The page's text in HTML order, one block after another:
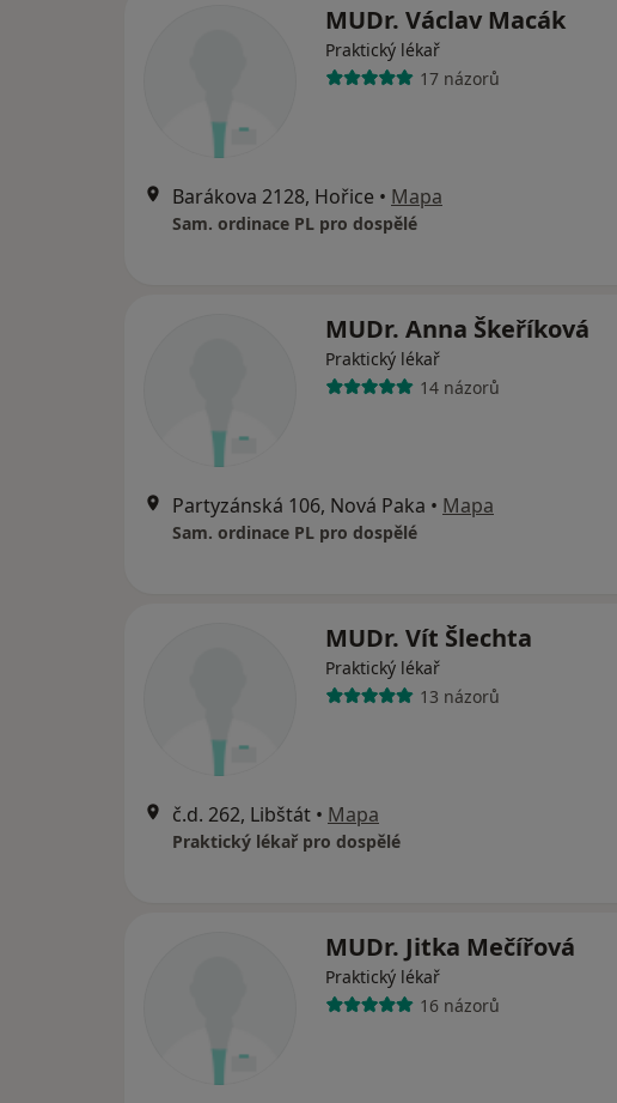
MUDr. Václav Macák
Praktický lékař
17 názorů
Barákova 2128, Hořice • Mapa
Sam. ordinace PL pro dospělé
MUDr. Anna Škeříková
Praktický lékař
14 názorů
Partyzánská 106, Nová Paka • Mapa
Sam. ordinace PL pro dospělé
MUDr. Vít Šlechta
Praktický lékař
13 názorů
č.d. 262, Libštát • Mapa
Praktický lékař pro dospělé
MUDr. Jitka Mečířová
Praktický lékař
16 názorů